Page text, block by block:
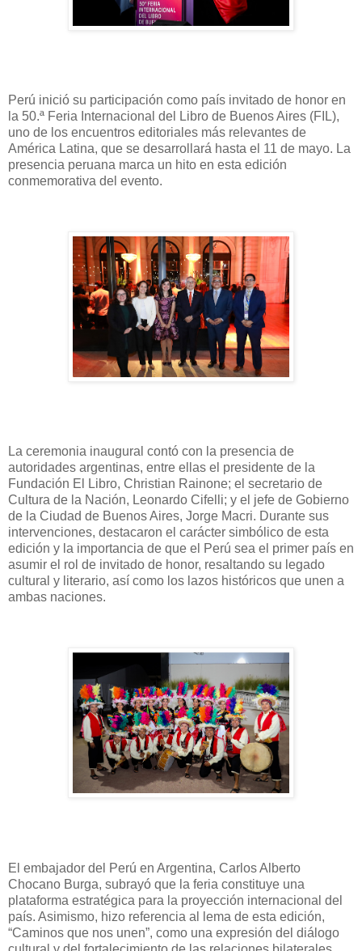
Perú inició su participación como país invitado de honor en
la 50.ª Feria Internacional del Libro de Buenos Aires (FIL),
uno de los encuentros editoriales más relevantes de
América Latina, que se desarrollará hasta el 11 de mayo. La
presencia peruana marca un hito en esta edición
conmemorativa del evento.
La ceremonia inaugural contó con la presencia de
autoridades argentinas, entre ellas el presidente de la
Fundación El Libro, Christian Rainone; el secretario de
Cultura de la Nación, Leonardo Cifelli; y el jefe de Gobierno
de la Ciudad de Buenos Aires, Jorge Macri. Durante sus
intervenciones, destacaron el carácter simbólico de esta
edición y la importancia de que el Perú sea el primer país en
asumir el rol de invitado de honor, resaltando su legado
cultural y literario, así como los lazos históricos que unen a
ambas naciones.
El embajador del Perú en Argentina, Carlos Alberto
Chocano Burga, subrayó que la feria constituye una
plataforma estratégica para la proyección internacional del
país. Asimismo, hizo referencia al lema de esta edición,
“Caminos que nos unen”, como una expresión del diálogo